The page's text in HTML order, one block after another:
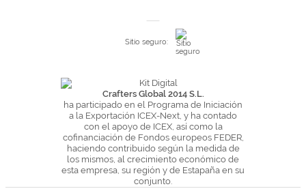
Pago seguro y financiación
Condiciones generales de Compra
Política de Privacidad
Política de Cookies
Sitio seguro:
Crafters Global 2014 S.L.
ha participado en el Programa de Iniciación
a la Exportación ICEX-Next, y ha contado
con el apoyo de ICEX, así como la
cofinanciación de Fondos europeos FEDER,
haciendo contribuido según la medida de
los mismos, al crecimiento económico de
esta empresa, su región y de Estapaña en su
conjunto.